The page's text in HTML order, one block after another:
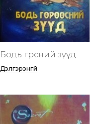
Бодь гөрөөсний зүүд
Дэлгэрэнгүй